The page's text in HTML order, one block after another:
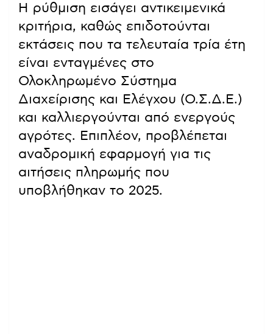
Η ρύθμιση εισάγει αντικειμενικά
κριτήρια, καθώς επιδοτούνται
εκτάσεις που τα τελευταία τρία έτη
είναι ενταγμένες στο
Ολοκληρωμένο Σύστημα
Διαχείρισης και Ελέγχου (Ο.Σ.Δ.Ε.)
και καλλιεργούνται από ενεργούς
αγρότες. Επιπλέον, προβλέπεται
αναδρομική εφαρμογή για τις
αιτήσεις πληρωμής που
υποβλήθηκαν το 2025.